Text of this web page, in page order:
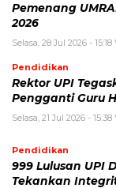
Pemenang
2026
Selasa, 28 Jul 2026 -
Pendidikan
Rektor UPI
Pengganti Guru
Selasa, 21 Jul 2026 -
Pendidikan
999 Lulusan UPI
Tekankan